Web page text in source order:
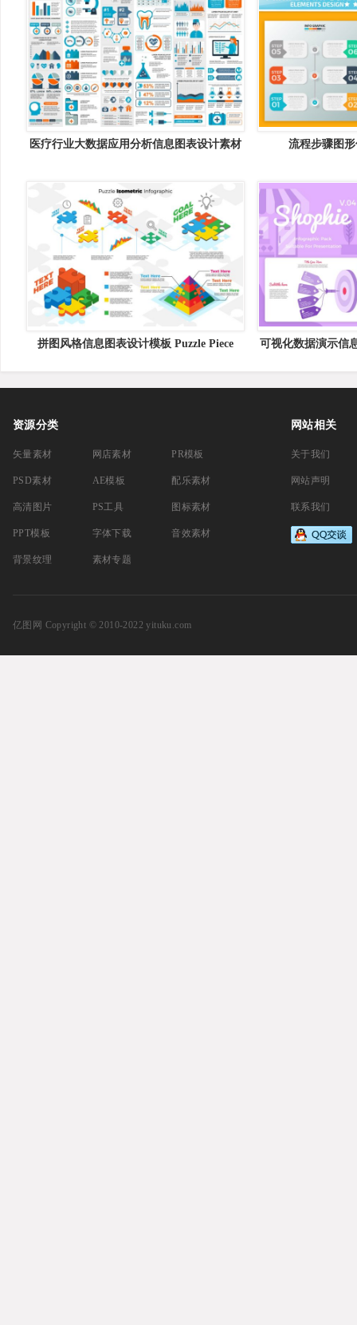
医疗行业大数据应用分析信息图表设计素材
流程步骤图
拼图风格信息图表设计模板 Puzzle Piece
可视化数据演示信
资源分类
矢量素材
PSD素材
高清图片
PPT模板
背景纹理
网店素材
AE模板
PS工具
字体下载
素材专题
PR模板
配乐素材
图标素材
音效素材
网站相关
关于我们
网站声明
联系我们
亿图网 Copyright © 2010-2022 yituku.com